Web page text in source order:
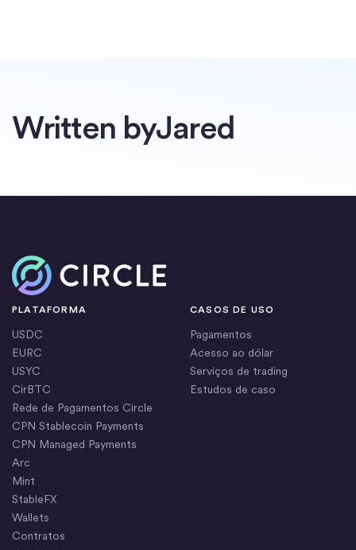
Written byJared
Início
PLATAFORMA
USDC
EURC
USYC
CirBTC
Rede de Pagamentos Circle
CPN Stablecoin Payments
CPN Managed Payments
Arc
Mint
StableFX
Wallets
Contratos
CASOS DE USO
Pagamentos
Acesso ao dólar
Serviços de trading
Estudos de caso